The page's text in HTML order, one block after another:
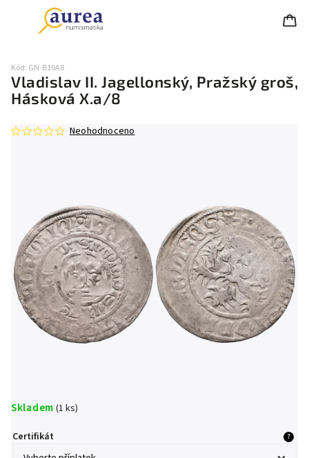
Vladislav II. Jagellonský, Pražský groš,
Hásková X.a/8
Kód: GN-B10A8
Neohodnoceno
Skladem (1 ks)
Certifikát ?